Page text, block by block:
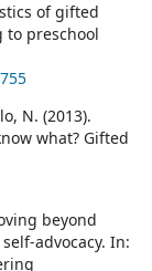
of gifted
preschool
N. (2013).
what? Gifted
beyond
advocacy. In: